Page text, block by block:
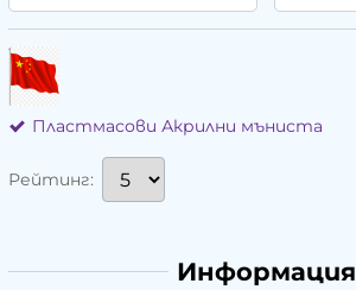
Пластмасови Акрилни мъниста
Рейтинг:
Информация